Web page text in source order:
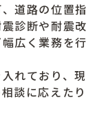
道路の位置指
診断や耐震改
広く業務を行
れており、現
談に応えたり